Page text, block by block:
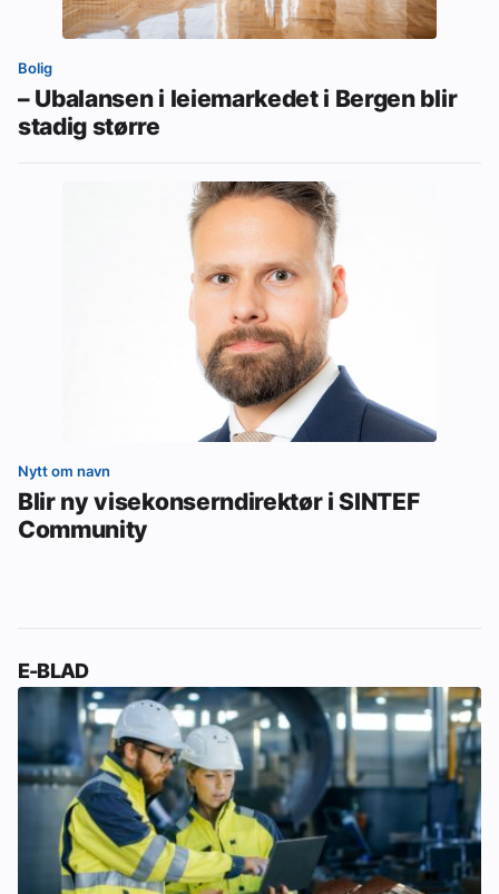
Bolig
– Ubalansen i leiemarkedet i Bergen blir
stadig større
Nytt om navn
Blir ny visekonserndirektør i SINTEF
Community
E-BLAD